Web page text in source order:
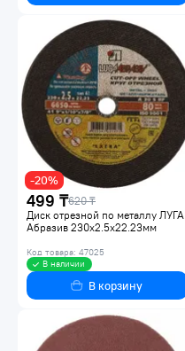
499 ₸620 ₸
-20%
Диск отрезной по металлу ЛУГА
Абразив 230х2.5х22.23мм
Код товара: 47025
В наличии
В корзину